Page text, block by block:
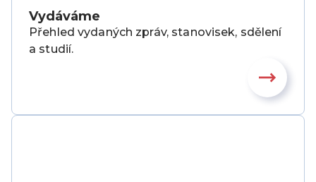
Vydáváme
Přehled vydaných zpráv, stanovisek, sdělení
a studií.